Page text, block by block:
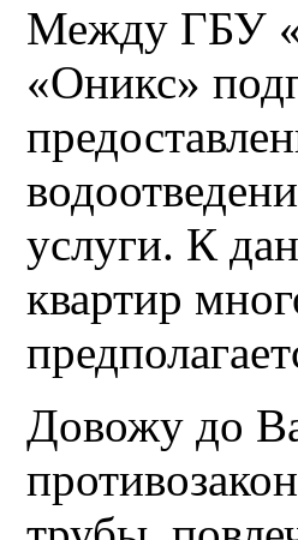
Между ГБУ
«Оникс»
услуги. К
квартир
Довожу до